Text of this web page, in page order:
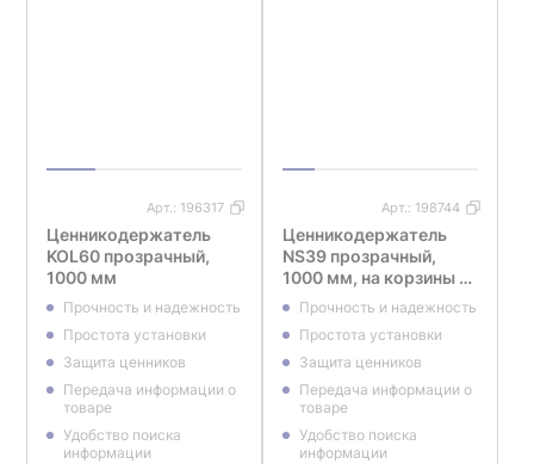
Арт.: 196317
Ценникодержатель
KOL60 прозрачный,
1000 мм
Прочность и надежность
Простота установки
Защита ценников
Передача информации о
товаре
Удобство поиска
информации
Арт.: 198744
Ценникодержатель
NS39 прозрачный,
1000 мм, на корзины из
металлических
прутьев
Прочность и надежность
Простота установки
Защита ценников
Передача информации о
товаре
Удобство поиска
информации